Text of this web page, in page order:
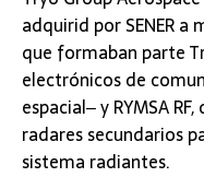
adquirid por SENER
que formaban parte
electrónicos de
espacial‒ y RYMSA
radares secundarios
sistema radiantes.